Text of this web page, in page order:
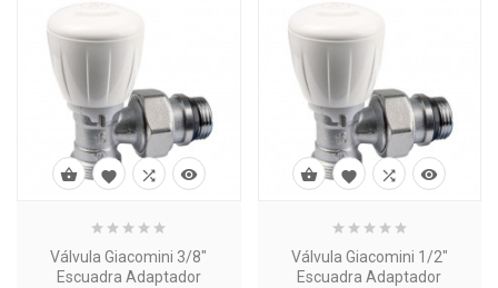
Válvula Giacomini 3/8"
Escuadra Adaptador
   
Válvula Giacomini 1/2"
Escuadra Adaptador
   